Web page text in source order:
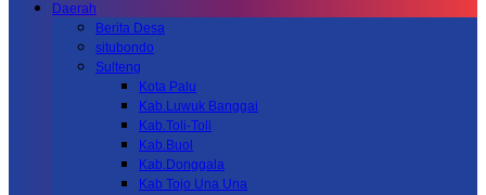
Daerah
Berita Desa
situbondo
Sulteng
Kota Palu
Kab.Luwuk Banggai
Kab.Toli-Toli
Kab.Buol
Kab.Donggala
Kab Tojo Una Una